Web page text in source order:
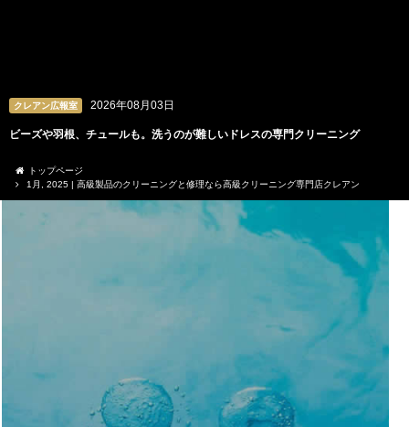
クレアン広報室 2026年08月03日
ビーズや羽根、チュールも。洗うのが難しいドレスの専門クリーニング
トップページ
1月, 2025 | 高級製品のクリーニングと修理なら高級クリーニング専門店クレアン